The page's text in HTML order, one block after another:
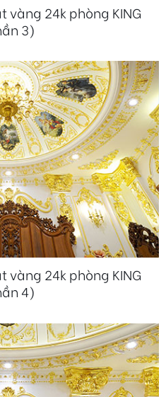
vàng 24k phòng KING
3)
vàng 24k phòng KING
4)